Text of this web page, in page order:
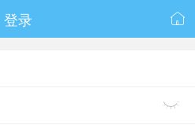
登录 
